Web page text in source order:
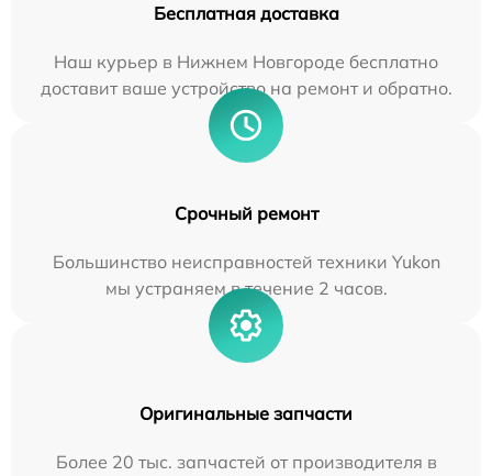
Бесплатная доставка
Наш курьер в Нижнем Новгороде бесплатно
доставит ваше устройство на ремонт и обратно.
Срочный ремонт
Большинство неисправностей техники Yukon
мы устраняем в течение 2 часов.
Оригинальные запчасти
Более 20 тыс. запчастей от производителя в